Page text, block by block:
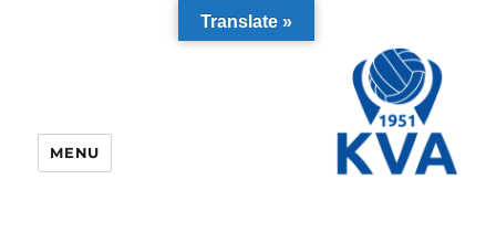
MENU
Translate »